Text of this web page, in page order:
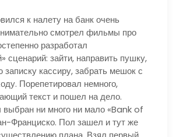
к налету на банк очень
смотрел фильмы про
разработал
сценарий: зайти, направить пушку,
записку кассиру, забрать мешок с
Порепетировал немного,
текст и пошел на дело.
ни много ни мало «Bank of
Франциско. Пол зашел и тут же